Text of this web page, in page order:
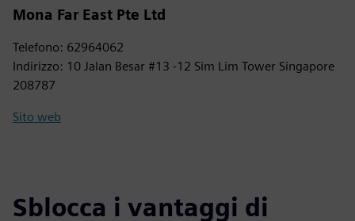
Mona Far East Pte Ltd
Telefono: 62964062
Indirizzo: 10 Jalan Besar #13 -12 Sim Lim Tower Singapore
208787
Sito web
Sblocca i vantaggi di